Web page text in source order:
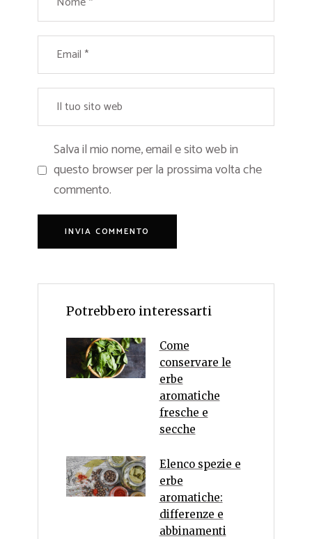
Salva il mio nome, email e sito web in
questo browser per la prossima volta che
commento.
Potrebbero interessarti
Come
conservare le
erbe
aromatiche
fresche e
secche
Elenco spezie e
erbe
aromatiche:
differenze e
abbinamenti